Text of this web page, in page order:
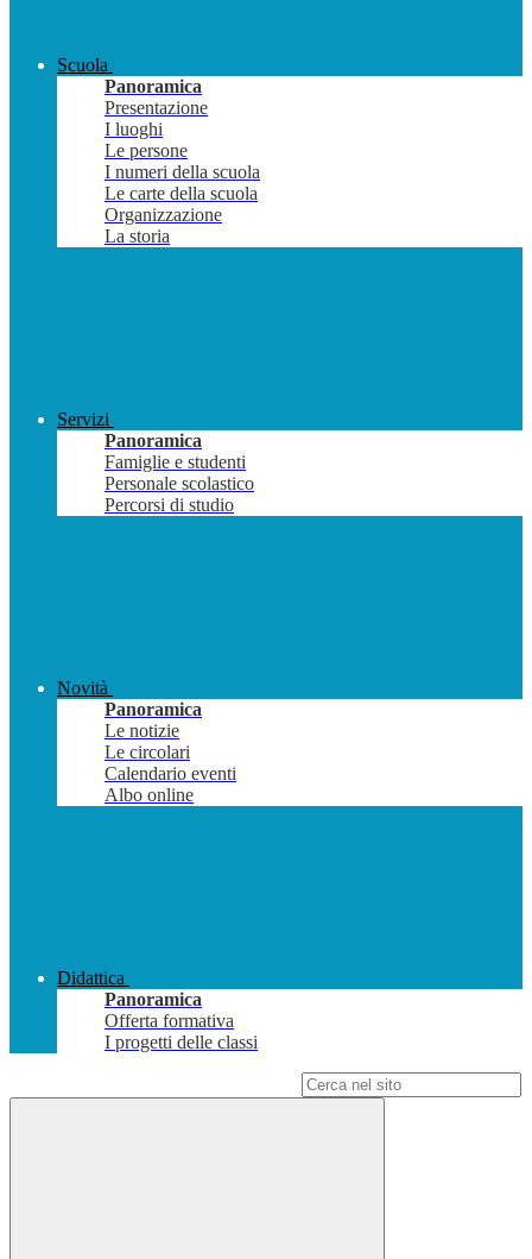
Scuola
Panoramica
Presentazione
I luoghi
Le persone
I numeri della scuola
Le carte della scuola
Organizzazione
La storia
Servizi
Panoramica
Famiglie e studenti
Personale scolastico
Percorsi di studio
Novità
Panoramica
Le notizie
Le circolari
Calendario eventi
Albo online
Didattica
Panoramica
Offerta formativa
I progetti delle classi